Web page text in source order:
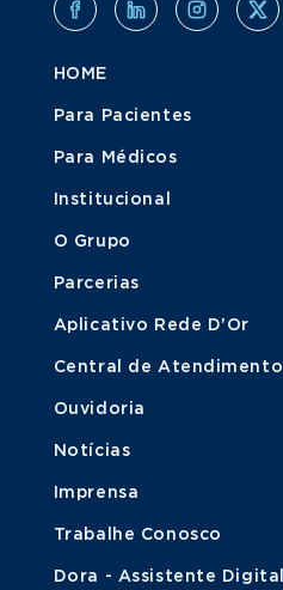
HOME
Para Pacientes
Para Médicos
Institucional
O Grupo
Parcerias
Aplicativo Rede D'Or
Central de Atendimento
Ouvidoria
Notícias
Imprensa
Trabalhe Conosco
Dora - Assistente Digital